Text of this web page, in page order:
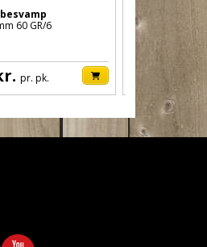
60 GR/6
pr. pk.
BIHUI
slibesvamp,
BH-DMP060
189,95